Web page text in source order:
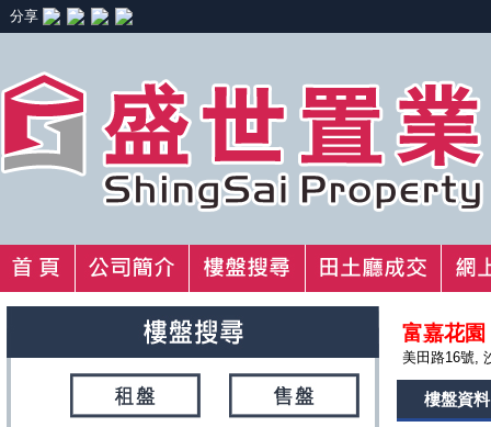
分享
富嘉花園
美田路16號,
樓盤資料